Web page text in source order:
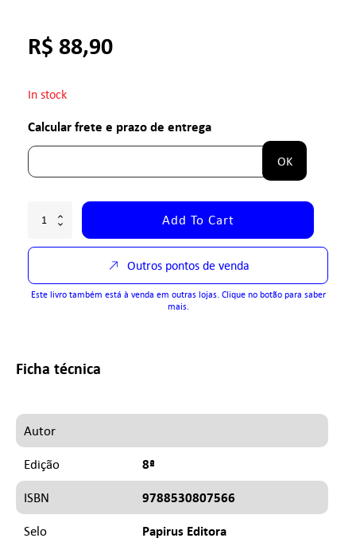
R$ 88,90
In stock
Calcular frete e prazo de entrega
OK
Add To Cart
Outros pontos de venda
Este livro também está à venda em outras lojas. Clique no botão para saber
mais.
Ficha técnica
Autor
Edição 8ª
ISBN 9788530807566
Selo Papirus Editora